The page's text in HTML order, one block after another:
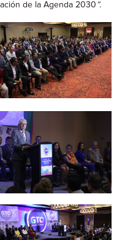
de la Agenda 2030 ”.